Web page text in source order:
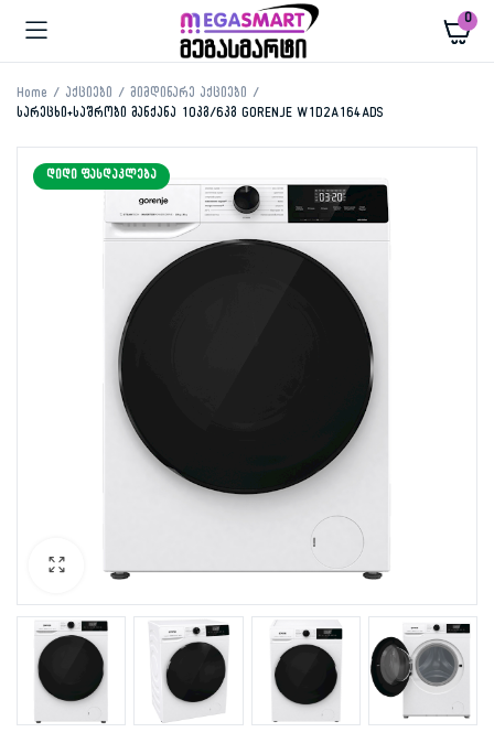
0
Home აქციები
მიმდინარე აქციები
სარეცხი+საშრობი მანქანა 10კგ/6კგ GORENJE W1D2A164ADS
ᲓᲘᲓᲘ ᲤᲐᲡᲓᲐᲙᲚᲔᲑᲐ